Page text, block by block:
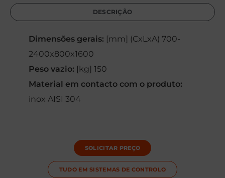
DESCRIÇÃO
Dimensões gerais: [mm] (CxLxA) 700-
2400x800x1600
Peso vazio: [kg] 150
Material em contacto com o produto:
inox AISI 304
SOLICITAR PREÇO
TUDO EMSISTEMAS DE CONTROLO